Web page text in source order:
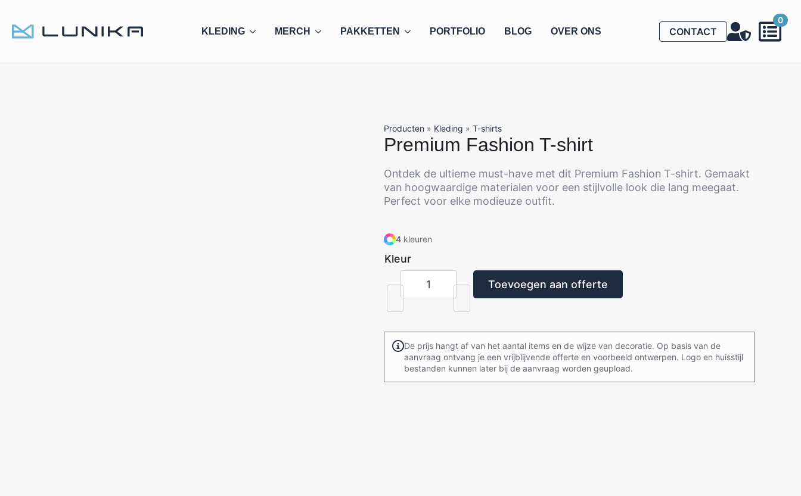
KLEDING MERCH PAKKETTEN PORTFOLIO BLOG OVER ONS CONTACT
0
Producten» Kleding » T-shirts
Premium Fashion T-shirt
Ontdek de ultieme must-have met dit Premium Fashion T-shirt. Gemaakt
van hoogwaardige materialen voor een stijlvolle look die lang meegaat.
Perfect voor elke modieuze outfit.
4kleuren
Kleur
Premium
Fashion
aantal
Toevoegen aan offerte
De prijs hangt af van het aantal items en de wijze van decoratie. Op basis van de
aanvraag ontvang je een vrijblijvende offerte en voorbeeld ontwerpen. Logo en huisstijl
bestanden kunnen later bij de aanvraag worden geupload.